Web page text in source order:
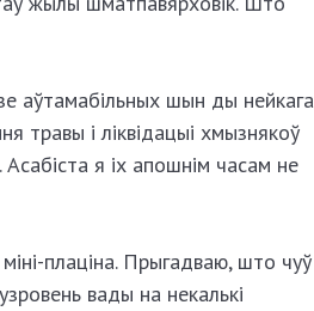
аўтамабільных шын ды нейкага
травы і ліквідацыі хмызнякоў
я іх апошнім часам не
плаціна. Прыгадваю, што чуў
вады на некалькі